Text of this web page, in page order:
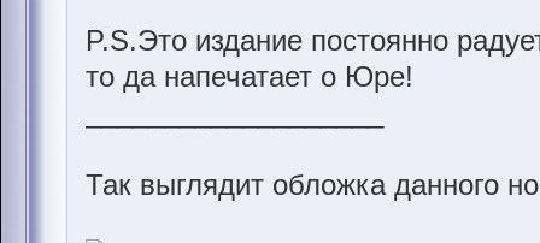
P.S.Это издание постоянно
то да напечатает о Юре!
Так выглядит обложка данного